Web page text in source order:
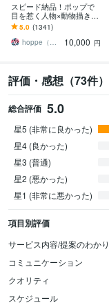
スピード納品！ポップで
目を惹く人物×動物描きま
す 挿絵・動画・グッズな
ど鮮やかな配色で個性を
出したい方へ
5.0 (1341)
hoppe（ほっぺ）
10,000 円
評価・感想（73件
総合評価 5.0
星5 (非常に良かった)
星4 (良かった)
星3 (普通)
星2 (悪かった)
星1 (非常に悪かった)
項目別評価
サービス内容/提案のわか
コミュニケーション
クオリティ
スケジュール